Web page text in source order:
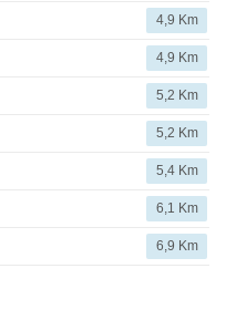
4,9 Km
4,9 Km
5,2 Km
5,2 Km
5,4 Km
6,1 Km
6,9 Km